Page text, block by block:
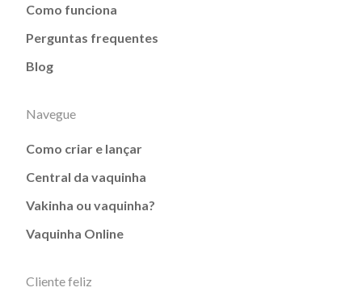
Como funciona
Perguntas frequentes
Blog
Navegue
Como criar e lançar
Central da vaquinha
Vakinha ou vaquinha?
Vaquinha Online
Cliente feliz